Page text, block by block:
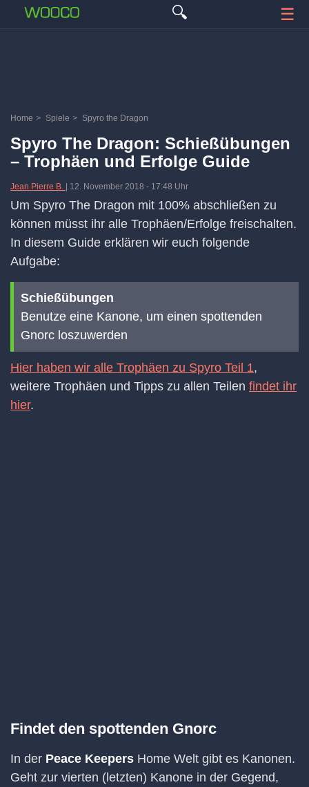
🔍 ☰
Home > Spiele > Spyro the Dragon
Spyro The Dragon: Schießübungen
– Trophäen und Erfolge Guide
Jean Pierre B. 12. November 2018 - 17:48 Uhr
Um Spyro The Dragon mit 100% abschließen zu
können müsst ihr alle Trophäen/Erfolge freischalten.
In diesem Guide erklären wir euch folgende
Aufgabe:
Schießübungen
Benutze eine Kanone, um einen spottenden
Gnorc loszuwerden
Hier haben wir alle Trophäen zu Spyro Teil 1,
weitere Trophäen und Tipps zu allen Teilen findet ihr
hier.
Findet den spottenden Gnorc
In der Peace Keepers Home Welt gibt es Kanonen.
Geht zur vierten (letzten) Kanone in der Gegend,